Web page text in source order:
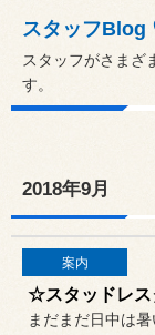
スタッフ
スタッフがさまざ
す。
2018年9月
案内
☆スタッドレ